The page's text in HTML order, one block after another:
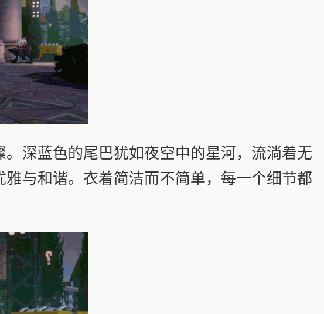
深蓝色的尾巴犹如夜空中的星河，流淌着无
与和谐。衣着简洁而不简单，每一个细节都